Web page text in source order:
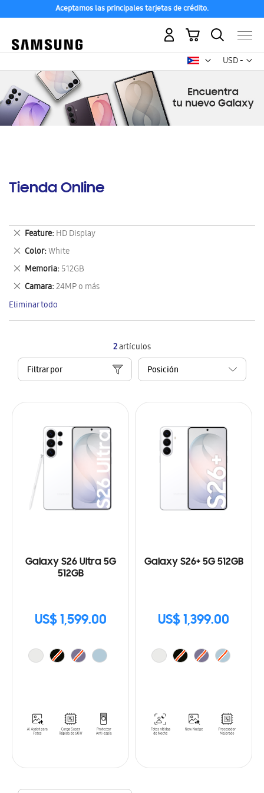
Aceptamos las principales tarjetas de crédito.
USD -
dólar
Mi carrito
Tienda Online
2artículos
Filtrar por
Galaxy S26 Ultra 5G
512GB
US$ 1,599.00
Galaxy S26+ 5G 512GB
US$ 1,399.00
Feature HD Display
Eliminar
este
artículo
Color White
Eliminar
este
artículo
Memoria 512GB
Eliminar
este
artículo
Camara 24MP o más
Eliminar
este
artículo
Eliminar todo